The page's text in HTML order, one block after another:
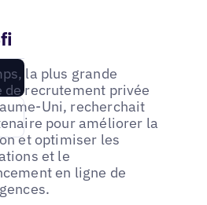
la plus grande
de recrutement privée
Uni, recherchait
pour améliorer la
et optimiser les
et le
en ligne de